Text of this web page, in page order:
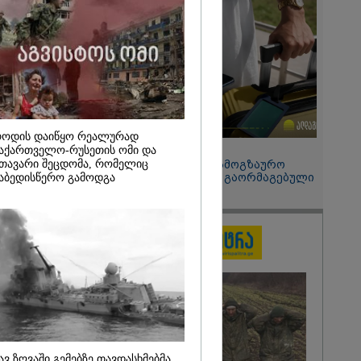
20%-ის
მისი
ვერ
ამ
- ირაკლი
15:49 / 06-08-2026
შეიძინე ალდაგის სამოგზაურო
დაზღვევა და მიიღე გაორმაგებული
დაიწყო რეალურად
რუსეთის ომი და
შეცდომა, რომელიც
გამოდგა